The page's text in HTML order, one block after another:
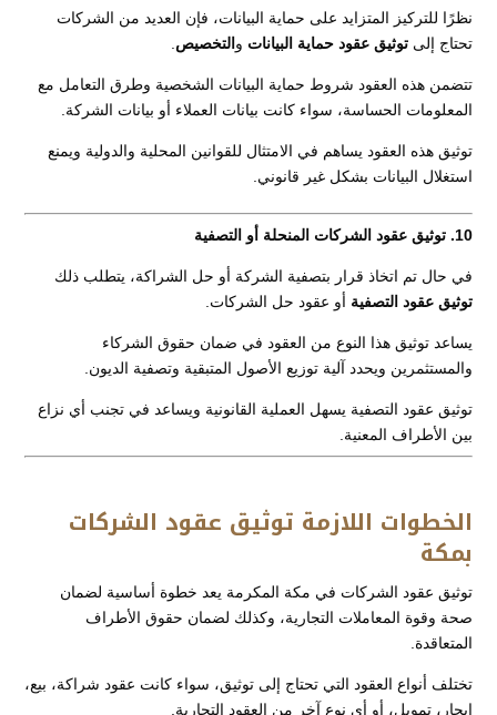
نظرًا للتركيز المتزايد على حماية البيانات، فإن العديد من الشركات
تحتاج إلى توثيق عقود حماية البيانات والتخصيص
تتضمن هذه العقود شروط حماية البيانات الشخصية وطرق التعامل مع
المعلومات الحساسة، سواء كانت بيانات العملاء أو بيانات الشركة.
توثيق هذه العقود يساهم في الامتثال للقوانين المحلية والدولية ويمنع
استغلال البيانات بشكل غير قانوني.
10. توثيق عقود الشركات المنحلة أو التصفية
في حال تم اتخاذ قرار بتصفية الشركة أو حل الشراكة، يتطلب ذلك
توثيق عقود التصفية أو عقود حل الشركات.
يساعد توثيق هذا النوع من العقود في ضمان حقوق الشركاء
والمستثمرين ويحدد آلية توزيع الأصول المتبقية وتصفية الديون.
توثيق عقود التصفية يسهل العملية القانونية ويساعد في تجنب أي نزاع
بين الأطراف المعنية.
الخطوات اللازمة توثيق عقود الشركات
بمكة
توثيق عقود الشركات في مكة المكرمة يعد خطوة أساسية لضمان
صحة وقوة المعاملات التجارية، وكذلك لضمان حقوق الأطراف
المتعاقدة.
تختلف أنواع العقود التي تحتاج إلى توثيق، سواء كانت عقود شراكة، بيع،
إيجار، تمويل، أو أي نوع آخر من العقود التجارية.